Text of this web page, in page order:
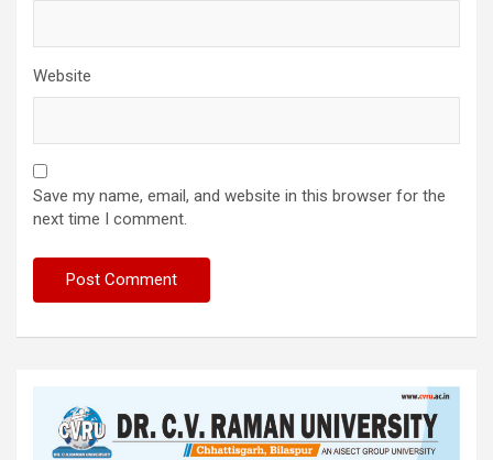
Website
Save my name, email, and website in this browser for the
next time I comment.